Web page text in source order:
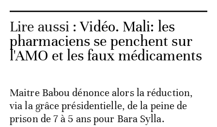
Lire aussi :Vidéo. Mali: les
pharmaciens se penchent sur
l'AMO et les faux médicaments
Maitre Babou dénonce alors la réduction,
via la grâce présidentielle, de la peine de
prison de 7 à 5 ans pour Bara Sylla.